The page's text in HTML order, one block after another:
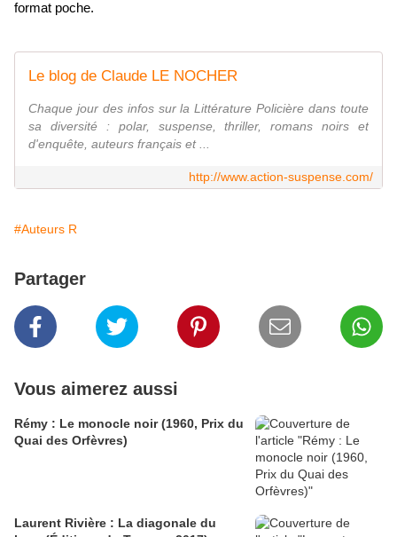
format poche.
Le blog de Claude LE NOCHER
Chaque jour des infos sur la Littérature Policière dans toute
sa diversité : polar, suspense, thriller, romans noirs et
d'enquête, auteurs français et ...
http://www.action-suspense.com/
#Auteurs R
Partager
Vous aimerez aussi
Rémy : Le monocle noir (1960, Prix du
Quai des Orfèvres)
Laurent Rivière : La diagonale du